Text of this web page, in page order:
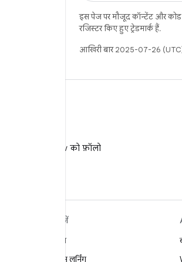
इस पेज पर मौजूद कॉन्टेंट और
रजिस्टर किए हुए ट्रेडमार्क हैं.
आखिरी बार 2025-07-26
X पर @AndroidDev को फ़ॉलो
खोजें
गेमिंग
मशीन लर्निंग